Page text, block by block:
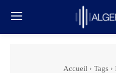
Accueil Tags